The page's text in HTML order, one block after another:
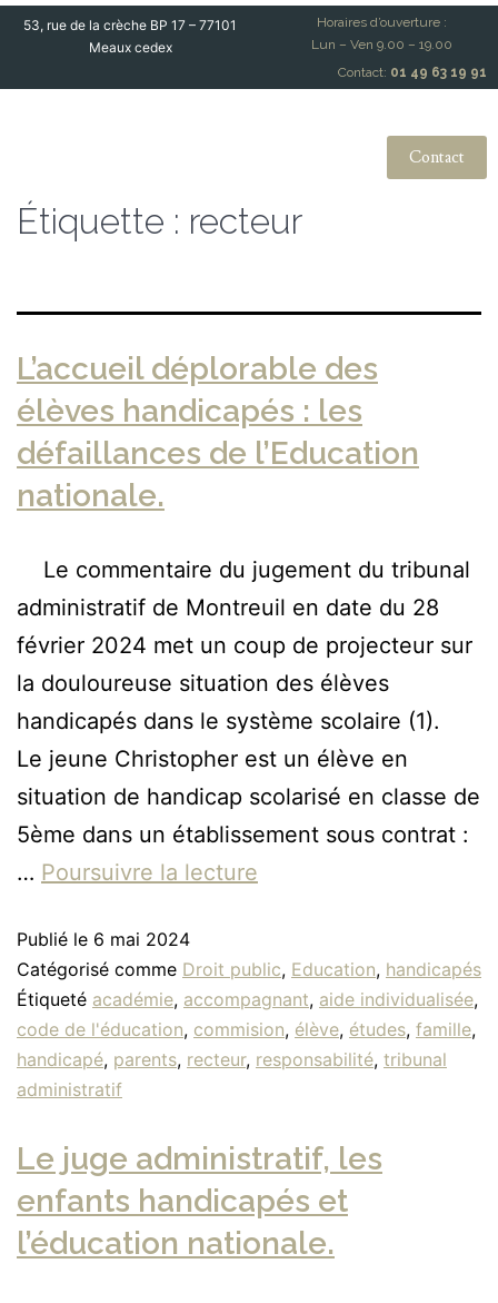
53, rue de la crèche BP 17 – 77101
Meaux cedex
Horaires d’ouverture :
Lun – Ven 9.00 – 19.00
Contact: 01 49 63 19 91
Contact
Étiquette : recteur
L’accueil déplorable des
élèves handicapés : les
défaillances de l’Education
nationale.
Le commentaire du jugement du tribunal
administratif de Montreuil en date du 28
février 2024 met un coup de projecteur sur
la douloureuse situation des élèves
handicapés dans le système scolaire (1).
Le jeune Christopher est un élève en
situation de handicap scolarisé en classe de
5ème dans un établissement sous contrat :
… Poursuivre la lecture
Publié le 6 mai 2024
Catégorisé comme Droit public, Education, handicapés
Étiqueté académie, accompagnant, aide individualisée,
code de l'éducation, commision, élève, études, famille,
handicapé, parents, recteur, responsabilité, tribunal
administratif
Le juge administratif, les
enfants handicapés et
l’éducation nationale.